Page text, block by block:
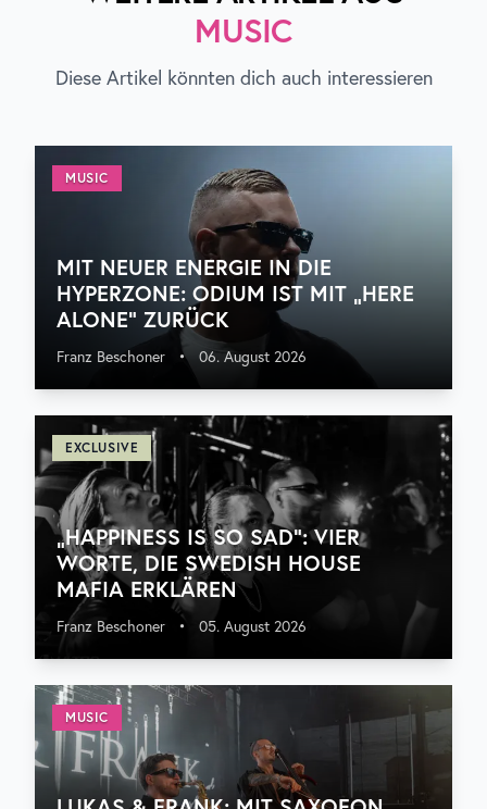
MUSIC
Diese Artikel könnten dich auch interessieren
MUSIC
MIT NEUER ENERGIE IN DIE
HYPERZONE: ODIUM IST MIT „HERE
ALONE“ ZURÜCK
Franz Beschoner • 06. August 2026
EXCLUSIVE
„HAPPINESS IS SO SAD“: VIER
WORTE, DIE SWEDISH HOUSE
MAFIA ERKLÄREN
Franz Beschoner • 05. August 2026
MUSIC